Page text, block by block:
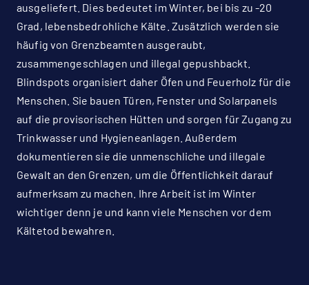
ausgeliefert. Dies bedeutet im Winter, bei bis zu -20
Grad, lebensbedrohliche Kälte. Zusätzlich werden sie
häufig von Grenzbeamten ausgeraubt,
zusammengeschlagen und illegal gepushbackt.
Blindspots organisiert daher Öfen und Feuerholz für die
Menschen. Sie bauen Türen, Fenster und Solarpanels
auf die provisorischen Hütten und sorgen für Zugang zu
Trinkwasser und Hygieneanlagen. Außerdem
dokumentieren sie die unmenschliche und illegale
Gewalt an den Grenzen, um die Öffentlichkeit darauf
aufmerksam zu machen. Ihre Arbeit ist im Winter
wichtiger denn je und kann viele Menschen vor dem
Kältetod bewahren.